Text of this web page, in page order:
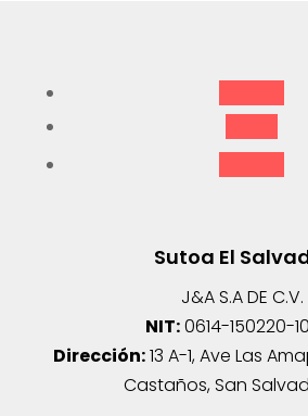
Sutoa El
J&A S.A DE C.V.
NIT:0614-150220-
Dirección:13 A-1, Ave Las
Castaños, San